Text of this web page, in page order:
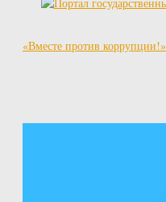
«Вместе против коррупции!»